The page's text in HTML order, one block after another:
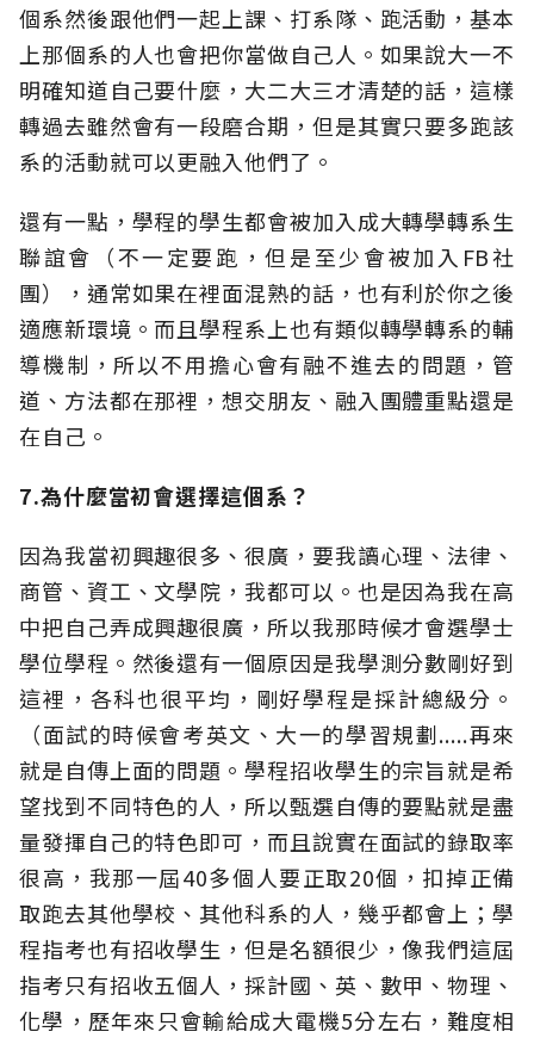
個系然後跟他們一起上課、打系隊、跑活動，基本
上那個系的人也會把你當做自己人。如果說大一不
明確知道自己要什麼，大二大三才清楚的話，這樣
轉過去雖然會有一段磨合期，但是其實只要多跑該
系的活動就可以更融入他們了。
還有一點，學程的學生都會被加入成大轉學轉系生
聯誼會（不一定要跑，但是至少會被加入FB社
團），通常如果在裡面混熟的話，也有利於你之後
適應新環境。而且學程系上也有類似轉學轉系的輔
導機制，所以不用擔心會有融不進去的問題，管
道、方法都在那裡，想交朋友、融入團體重點還是
在自己。
7.為什麼當初會選擇這個系？
因為我當初興趣很多、很廣，要我讀心理、法律、
商管、資工、文學院，我都可以。也是因為我在高
中把自己弄成興趣很廣，所以我那時候才會選學士
學位學程。然後還有一個原因是我學測分數剛好到
這裡，各科也很平均，剛好學程是採計總級分。
（面試的時候會考英文、大一的學習規劃.....再來
就是自傳上面的問題。學程招收學生的宗旨就是希
望找到不同特色的人，所以甄選自傳的要點就是盡
量發揮自己的特色即可，而且說實在面試的錄取率
很高，我那一屆40多個人要正取20個，扣掉正備
取跑去其他學校、其他科系的人，幾乎都會上；學
程指考也有招收學生，但是名額很少，像我們這屆
指考只有招收五個人，採計國、英、數甲、物理、
化學，歷年來只會輸給成大電機5分左右，難度相